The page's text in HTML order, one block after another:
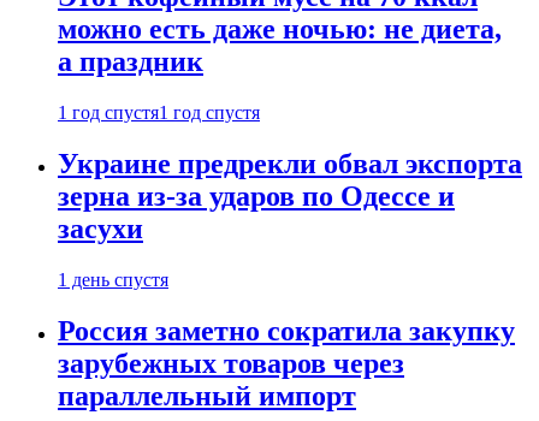
можно есть даже ночью: не диета,
а праздник
1 год спустя1 год спустя
Украине предрекли обвал экспорта
зерна из-за ударов по Одессе и
засухи
1 день спустя
Россия заметно сократила закупку
зарубежных товаров через
параллельный импорт